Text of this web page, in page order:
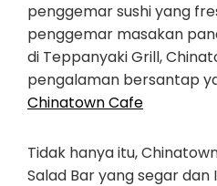
penggemar sushi yang
penggemar masakan
di Teppanyaki Grill,
pengalaman bersantap
Chinatown Cafe
Tidak hanya itu,
Salad Bar yang segar